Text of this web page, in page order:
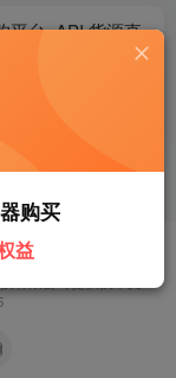
平台_API 货源直
关于我们
购买
益